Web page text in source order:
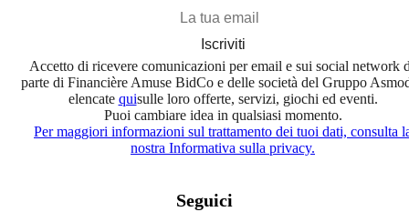
Iscriviti
Accetto di ricevere comunicazioni per email e sui social network
parte di Financière Amuse BidCo e delle società del Gruppo
elencate quisulle loro offerte, servizi, giochi ed eventi.
Puoi cambiare idea in qualsiasi momento.
Per maggiori informazioni sul trattamento dei tuoi dati, consulta
nostra Informativa sulla privacy.
Seguici